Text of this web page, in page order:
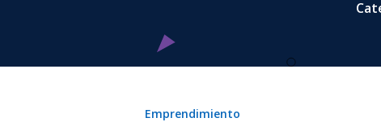
Emprendimiento